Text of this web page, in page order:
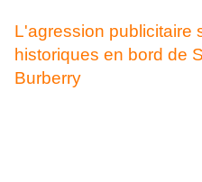
L'agression publicitaire
historiques en bord de
Burberry